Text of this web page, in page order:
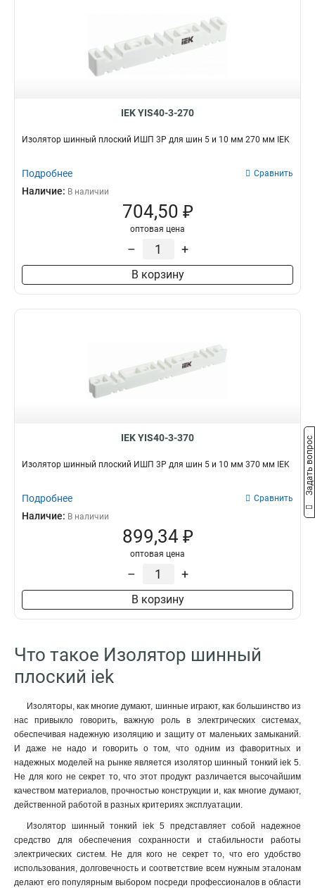
IEK YIS40-3-270
Изолятор шинный плоский ИШП 3P для шин 5 и 10 мм 270 мм IEK
Подробнее Сравнить
Наличие: В наличии
704,50 ₽
оптовая цена
– +
В корзину
IEK YIS40-3-370
Изолятор шинный плоский ИШП 3P для шин 5 и 10 мм 370 мм IEK
Подробнее Сравнить
Наличие: В наличии
899,34 ₽
оптовая цена
– +
В корзину
Что такое Изолятор шинный
плоский iek
Изоляторы, как многие думают, шинные играют, как большинство из
нас привыкло говорить, важную роль в электрических системах,
обеспечивая надежную изоляцию и защиту от маленьких замыканий.
И даже не надо и говорить о том, что одним из фаворитных и
надежных моделей на рынке является изолятор шинный тонкий iek 5.
Не для кого не секрет то, что этот продукт различается высочайшим
качеством материалов, прочностью конструкции и, как многие думают,
действенной работой в разных критериях эксплуатации.
Изолятор шинный тонкий iek 5 представляет собой надежное
средство для обеспечения сохранности и стабильности работы
электрических систем. Не для кого не секрет то, что его удобство
использования, долговечность и соответствие всем нужным эталонам
делают его популярным выбором посреди профессионалов в области
Задать вопрос